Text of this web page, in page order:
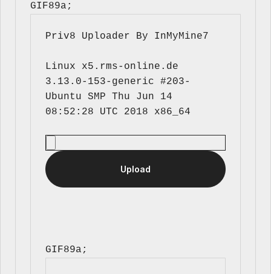
GIF89a;
Priv8 Uploader By InMyMine7
Linux x5.rms-online.de
3.13.0-153-generic #203-
Ubuntu SMP Thu Jun 14
GIF89a;